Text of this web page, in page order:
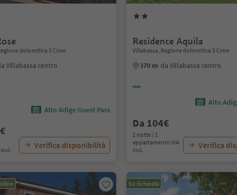
dolomitica 3 Cime
Villabassa centro
Alto Adige Guest Pass
Verifica disponibilità
Residence Aquila
Villabassa, Regione dolomitica 3 Cime
370 m da Villabassa centro
Alto
Da 104€
1 notte / 1
appartamento IVA
incl.
Verifica
Su richiesta